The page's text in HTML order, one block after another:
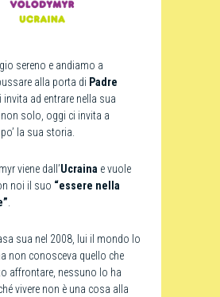
sereno e andiamo a
alla porta di Padre
invita ad entrare nella sua
solo, oggi ci invita a
la sua storia.
viene dall’Ucraina e vuole
noi il suo “essere nella
sua nel 2008, lui il mondo lo
non conosceva quello che
affrontare, nessuno lo ha
vivere non è una cosa alla